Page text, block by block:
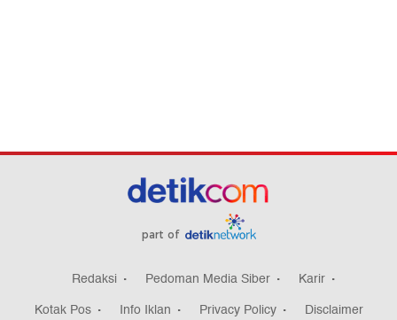
part of
Redaksi Pedoman Media Siber
Karir
Kotak Pos
Info Iklan Privacy Policy Disclaimer